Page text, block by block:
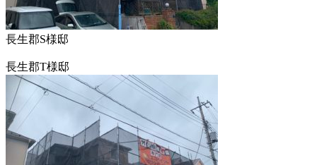
長生郡S様邸
長生郡T様邸